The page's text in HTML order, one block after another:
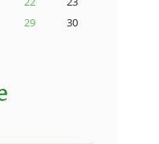
29
30